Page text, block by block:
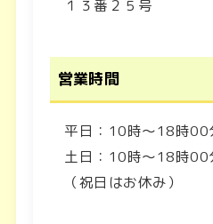
１３番２５号
営業時間
平日：10時～18時00
土日：10時～18時00
（祝日はお休み）